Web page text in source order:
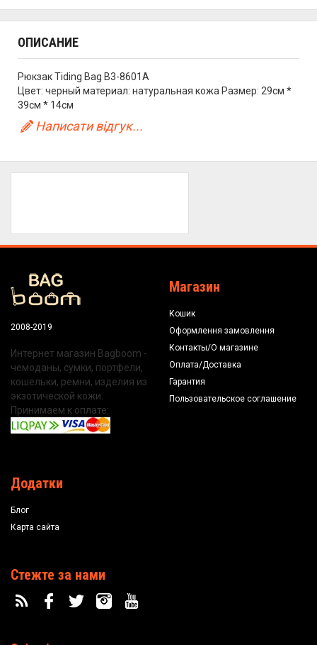
ОПИСАНИЕ
Рюкзак Tiding Bag B3-8601A
Цвет: черный материал: натуральная кожа Размер: 29см *
39см * 14см
Написати відгук...
2008-2019
Интернет магазин Bagboom -
чемоданы, сумки, портфели,
кошельки, ремни, изделия из
экзотической кожи.
Принимаем к оплате:
Магазин
Кошик
Оформлення замовлення
Контакты/О магазине
Оплата/Доставка
Гарантия
Пользовательское соглашение
Додатки
Блог
Карта сайта
Стежте за нами